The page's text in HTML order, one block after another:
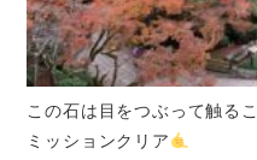
この石は目をつぶって触る
ミッションクリア